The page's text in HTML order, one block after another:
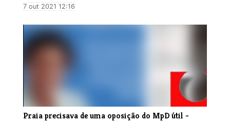
7 out 2021 12:16
Praia precisava de uma oposição do MpD útil -